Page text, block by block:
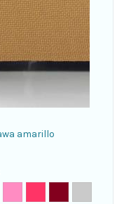
amarillo